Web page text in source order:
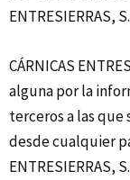
ENTRESIERRAS,
CÁRNICAS
alguna por la
terceros a las que
desde cualquier
ENTRESIERRAS,